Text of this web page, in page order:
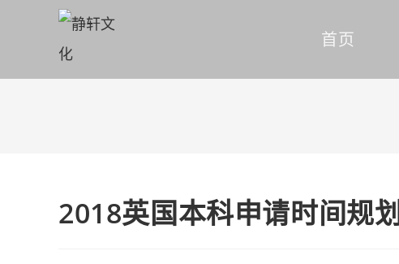
首页
2018英国本科申请时间规划